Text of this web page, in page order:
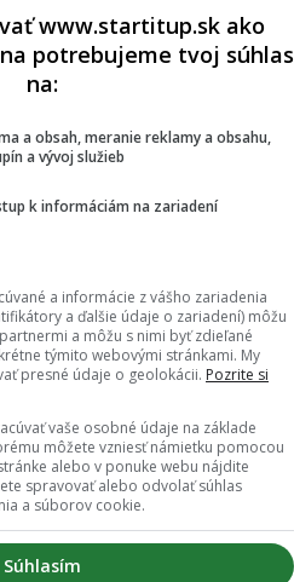
Viac o kampanitu!
www.startitup.sk ako
potrebujeme tvoj súhlas
na:
a obsah, meranie reklamy a obsahu,
a vývoj služieb
k informáciám na zariadení
a informácie z vášho zariadenia
a ďalšie údaje o zariadení) môžu
a môžu s nimi byť zdieľané
týmito webovými stránkami. My
presné údaje o geolokácii. Pozrite si
vaše osobné údaje na základe
môžete vzniesť námietku pomocou
alebo v ponuke webu nájdite
spravovať alebo odvolať súhlas
a súborov cookie.
Súhlasím